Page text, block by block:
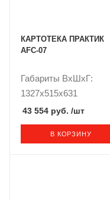
КАРТОТЕКА ПРАКТИК
AFC-07
Габариты ВxШxГ:
1327x515x631
43 554 руб. /шт
В КОРЗИНУ